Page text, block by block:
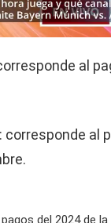
al
: corresponde al